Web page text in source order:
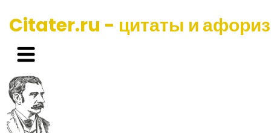
Citater.ru - цитаты и